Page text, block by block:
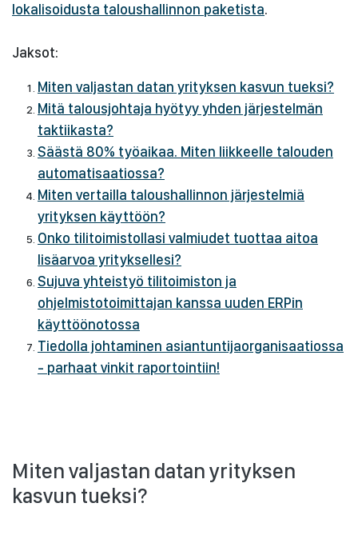
lokalisoidusta taloushallinnon paketista.
Jaksot:
Miten valjastan datan yrityksen kasvun tueksi?
Mitä talousjohtaja hyötyy yhden järjestelmän
taktiikasta?
Säästä 80% työaikaa. Miten liikkeelle talouden
automatisaatiossa?
Miten vertailla taloushallinnon järjestelmiä
yrityksen käyttöön?
Onko tilitoimistollasi valmiudet tuottaa aitoa
lisäarvoa yrityksellesi?
Sujuva yhteistyö tilitoimiston ja
ohjelmistotoimittajan kanssa uuden ERPin
käyttöönotossa
Tiedolla johtaminen asiantuntijaorganisaatiossa
- parhaat vinkit raportointiin!
Miten valjastan datan yrityksen
kasvun tueksi?